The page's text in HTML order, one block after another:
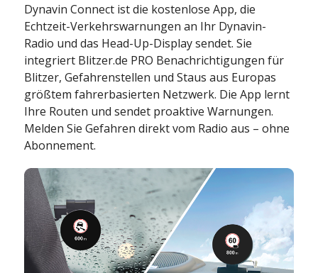
Dynavin Connect ist die kostenlose App, die
Echtzeit-Verkehrswarnungen an Ihr Dynavin-
Radio und das Head-Up-Display sendet. Sie
integriert Blitzer.de PRO Benachrichtigungen für
Blitzer, Gefahrenstellen und Staus aus Europas
größtem fahrerbasierten Netzwerk. Die App lernt
Ihre Routen und sendet proaktive Warnungen.
Melden Sie Gefahren direkt vom Radio aus – ohne
Abonnement.